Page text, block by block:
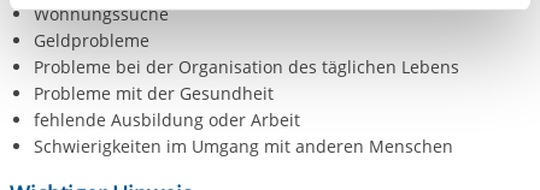
aufgerufenen und somit gewünschten Website-
Funktionen sind. Diese Cookies setzen wir aufgrund
berechtigter Interessen und daher unabhängig von einer
Einwilligung.
Wohnungssuche
Geldprobleme
Probleme bei der Organisation des täglichen Lebens
Probleme mit der Gesundheit
fehlende Ausbildung oder Arbeit
Schwierigkeiten im Umgang mit anderen Menschen